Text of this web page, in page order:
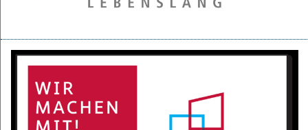
Projektpräsentation der 6d für den BGC
16.05.2025
Kurzfilme über den Izmir-Austausch im Kino
22.04.2025
KI-Fortbildung der Lehrerschaft